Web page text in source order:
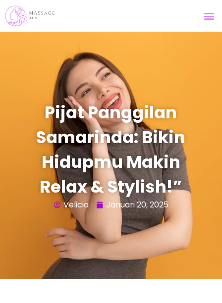
Pijat Panggilan
Samarinda: Bikin
Hidupmu Makin
Relax & Stylish!”
Velicia Januari 20, 2025